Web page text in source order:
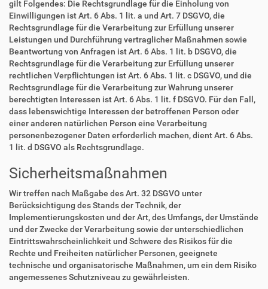
gilt Folgendes: Die Rechtsgrundlage für die Einholung von
Einwilligungen ist Art. 6 Abs. 1 lit. a und Art. 7 DSGVO, die
Rechtsgrundlage für die Verarbeitung zur Erfüllung unserer
Leistungen und Durchführung vertraglicher Maßnahmen sowie
Beantwortung von Anfragen ist Art. 6 Abs. 1 lit. b DSGVO, die
Rechtsgrundlage für die Verarbeitung zur Erfüllung unserer
rechtlichen Verpflichtungen ist Art. 6 Abs. 1 lit. c DSGVO, und die
Rechtsgrundlage für die Verarbeitung zur Wahrung unserer
berechtigten Interessen ist Art. 6 Abs. 1 lit. f DSGVO. Für den Fall,
dass lebenswichtige Interessen der betroffenen Person oder
einer anderen natürlichen Person eine Verarbeitung
personenbezogener Daten erforderlich machen, dient Art. 6 Abs.
1 lit. d DSGVO als Rechtsgrundlage.
Sicherheitsmaßnahmen
Wir treffen nach Maßgabe des Art. 32 DSGVO unter
Berücksichtigung des Stands der Technik, der
Implementierungskosten und der Art, des Umfangs, der Umstände
und der Zwecke der Verarbeitung sowie der unterschiedlichen
Eintrittswahrscheinlichkeit und Schwere des Risikos für die
Rechte und Freiheiten natürlicher Personen, geeignete
technische und organisatorische Maßnahmen, um ein dem Risiko
angemessenes Schutzniveau zu gewährleisten.